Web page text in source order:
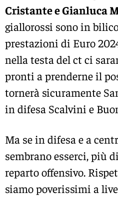
Cristante e Gianluca
giallorossi sono in
prestazioni di Euro
nella testa del ct ci
pronti a prenderne il
tornerà sicuramente
in difesa Scalvini e
Ma se in difesa e a
sembrano esserci, più
reparto offensivo.
siamo poverissimi a